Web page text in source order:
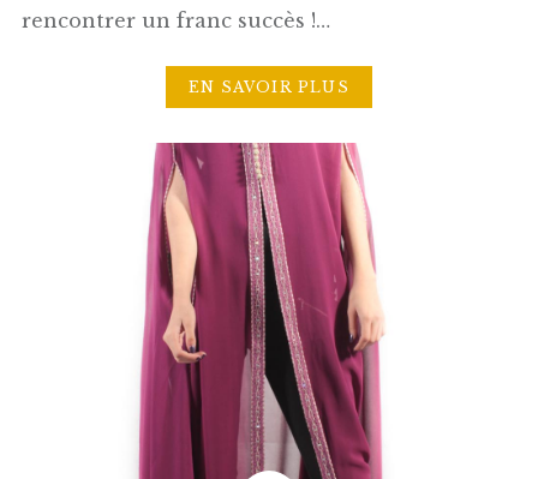
rencontrer un franc succès !…
EN SAVOIR PLUS